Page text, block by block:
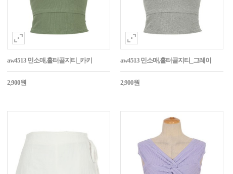
aw4513 민소매,홀터골지티_카키
2,900원
aw4513 민소매,홀터골지티_그레이
2,900원